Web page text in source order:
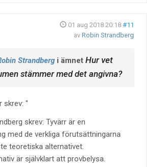
01 aug 2018 20:18 #11
av Robin Strandberg
Strandberg i ämnet Hur vet
stämmer med det angivna?
skrev:
skrev: Tyvärr är en
med de verkliga förutsättningarna
teoretiska alternativet.
är självklart att provbelysa.